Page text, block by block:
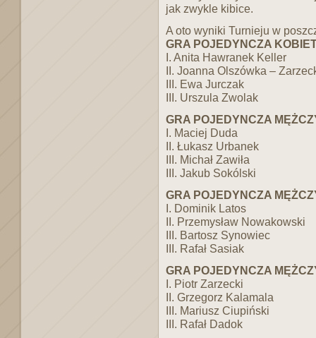
jak zwykle kibice.
A oto wyniki Turnieju w
GRA POJEDYNCZA
I. Anita Hawranek Keller
II. Joanna Olszówka –
III. Ewa Jurczak
III. Urszula Zwolak
GRA POJEDYNCZA
I. Maciej Duda
II. Łukasz Urbanek
III. Michał Zawiła
III. Jakub Sokólski
GRA POJEDYNCZA
I. Dominik Latos
II. Przemysław Nowakowski
III. Bartosz Synowiec
III. Rafał Sasiak
GRA POJEDYNCZA
I. Piotr Zarzecki
II. Grzegorz Kalamala
III. Mariusz Ciupiński
III. Rafał Dadok